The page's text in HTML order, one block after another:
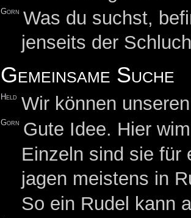
Gorn Was du suchst,
jenseits der
Gemeinsame Suche
Held Wir können
Gorn Gute Idee. Hier
Einzeln sind sie für
jagen meistens in
So ein Rudel kann